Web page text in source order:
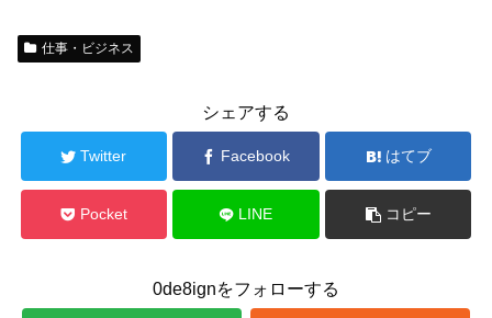
仕事・ビジネス
シェアする
Twitter Facebook はてブ
Pocket LINE コピー
0de8ignをフォローする